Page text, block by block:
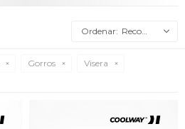
Recomendados
Gorros
Visera